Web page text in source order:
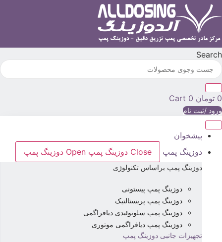
Search
0 تومان 0
Cart
ورود /ثبت نام
پیشخوان
دوزینگ پمپ
Close دوزینگ پمپ Open دوزینگ پمپ
دوزینگ پمپ براساس تکنولوژی
دوزینگ پمپ پیستونی
دوزینگ پمپ پریستالتیک
دوزینگ پمپ سلونوئیدی دیافراگمی
دوزینگ پمپ دیافراگمی موتوری
تجهیزات جانبی دوزینگ پمپ